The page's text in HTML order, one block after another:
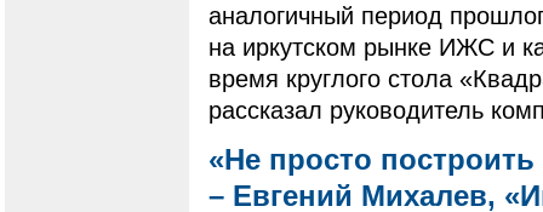
аналогичный период
на иркутском рынке ИЖС и
время круглого стола
рассказал руководитель
«Не просто
– Евгений Михалев,